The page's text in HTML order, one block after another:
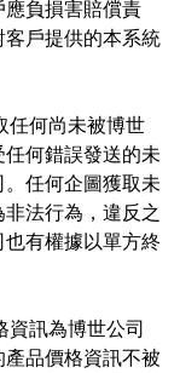
負損害賠償責
戶提供的本系統
任何尚未被博世
何錯誤發送的未
任何企圖獲取未
法行為，違反之
有權據以單方終
資訊為博世公司
品價格資訊不被